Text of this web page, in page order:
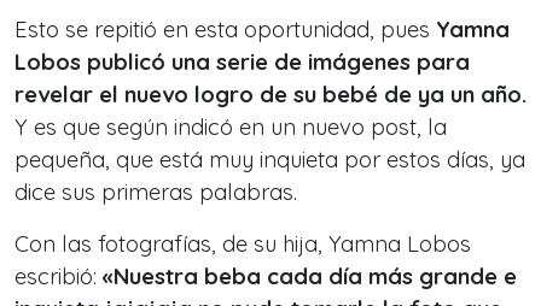
Esto se repitió en esta oportunidad, pues Yamna
Lobos publicó una serie de imágenes para
revelar el nuevo logro de su bebé de ya un año.
Y es que según indicó en un nuevo post, la
pequeña, que está muy inquieta por estos días, ya
dice sus primeras palabras.
Con las fotografías, de su hija, Yamna Lobos
escribió: «Nuestra beba cada día más grande e